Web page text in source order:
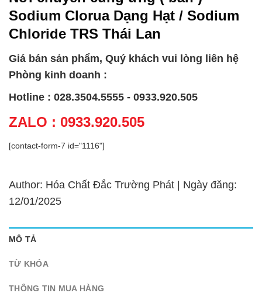
Sodium Clorua Dạng Hạt / Sodium
Chloride TRS Thái Lan
Giá bán sản phẩm, Quý khách vui lòng liên hệ
Phòng kinh doanh :
Hotline : 028.3504.5555 - 0933.920.505
ZALO : 0933.920.505
[contact-form-7 id="1116"]
Author: Hóa Chất Đắc Trường Phát | Ngày đăng:
12/01/2025
MÔ TẢ
TỪ KHÓA
THÔNG TIN MUA HÀNG